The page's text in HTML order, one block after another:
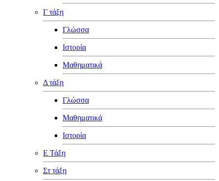
Γ τάξη
Γλώσσα
Ιστορία
Μαθηματικά
Δ τάξη
Γλώσσα
Μαθηματικά
Ιστορία
Ε Τάξη
Στ τάξη